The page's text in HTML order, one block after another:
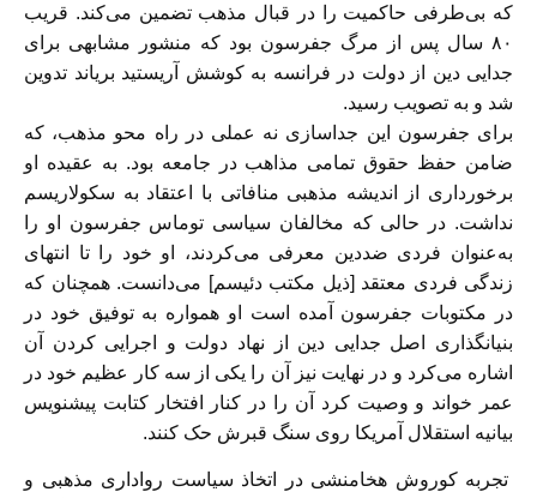
که بی‌طرفی حاکمیت را در قبال مذهب تضمین می‌کند. قریب
۸۰ سال پس از مرگ جفرسون بود که منشور مشابهی برای
جدایی دین از دولت در فرانسه به کوشش آریستید بریاند تدوین
شد و به تصویب رسید.
برای جفرسون این جداسازی نه عملی در راه محو مذهب، که
ضامن حفظ حقوق تمامی مذاهب در جامعه بود. به عقیده او
برخورداری از اندیشه مذهبی منافاتی با اعتقاد به سکولاریسم
نداشت. در حالی که مخالفان سیاسی توماس جفرسون او را
به‌عنوان فردی ضددین معرفی می‌کردند، او خود را تا انتهای
زندگی فردی معتقد [ذیل مکتب دئیسم] می‌دانست. همچنان که
در مکتوبات جفرسون آمده است او همواره به توفیق خود در
بنیانگذاری اصل جدایی دین از نهاد دولت و اجرایی کردن آن
اشاره می‌کرد و در ‌‌نهایت نیز آن را یکی از سه کار عظیم خود در
عمر خواند و وصیت کرد آن را در کنار افتخار کتابت پیشنویس
بیانیه استقلال آمریکا روی سنگ قبرش حک کنند.
تجربه کوروش هخامنشی در اتخاذ سیاست رواداری مذهبی و